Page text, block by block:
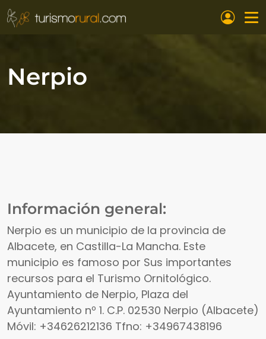
Pasar al contenido principal
Nerpio
Información general:
Nerpio es un municipio de la provincia de
Albacete, en Castilla-La Mancha. Este
municipio es famoso por Sus importantes
recursos para el Turismo Ornitológico.
Ayuntamiento de Nerpio, Plaza del
Ayuntamiento nº 1. C.P. 02530 Nerpio (Albacete)
Móvil: +34626212136 Tfno: +34967438196